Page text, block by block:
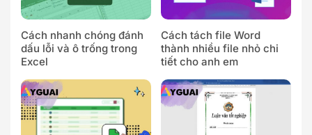
mới
Cách nhanh chóng đánh
dấu lỗi và ô trống trong
Excel
Cách tách file Word
thành nhiều file nhỏ chi
tiết cho anh em